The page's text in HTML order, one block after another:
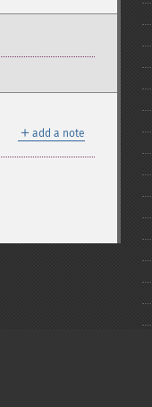
＋ add a note